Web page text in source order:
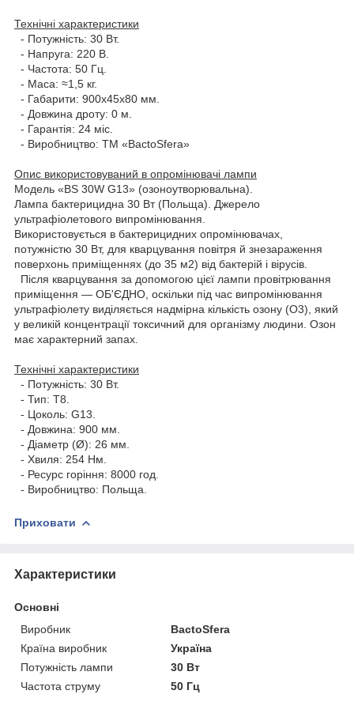
Технічні характеристики
- Потужність: 30 Вт.
- Напруга: 220 В.
- Частота: 50 Гц.
- Маса: ≈1,5 кг.
- Габарити: 900х45х80 мм.
- Довжина дроту: 0 м.
- Гарантія: 24 міс.
- Виробництво: ТМ «BactoSfera»
Опис використовуваний в опромінювачі лампи
Модель «BS 30W G13» (озоноутворювальна).
Лампа бактерицидна 30 Вт (Польща). Джерело
ультрафіолетового випромінювання.
Використовується в бактерицидних опромінювачах,
потужністю 30 Вт, для кварцування повітря й знезараження
поверхонь приміщеннях (до 35 м2) від бактерій і вірусів.
Після кварцування за допомогою цієї лампи провітрювання
приміщення — ОБ'ЄДНО, оскільки під час випромінювання
ультрафіолету виділяється надмірна кількість озону (О3), який
у великій концентрації токсичний для організму людини. Озон
має характерний запах.
Технічні характеристики
- Потужність: 30 Вт.
- Тип: Т8.
- Цоколь: G13.
- Довжина: 900 мм.
- Діаметр (Ø): 26 мм.
- Хвиля: 254 Нм.
- Ресурс горіння: 8000 год.
- Виробництво: Польща.
Приховати
Характеристики
Основні
Виробник
BactoSfera
Країна виробник
Україна
Потужність лампи
30 Вт
Частота струму
50 Гц